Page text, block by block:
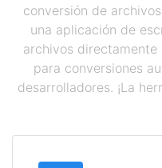
conversión de
una aplicación de
archivos
para conversiones
desarrolladores. ¡La